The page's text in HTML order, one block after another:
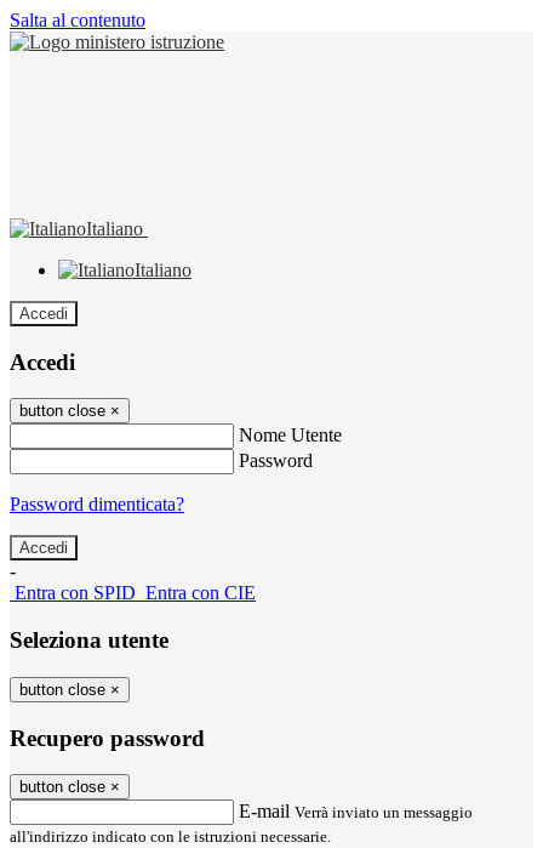
Salta al contenuto
Italiano
Italiano
Accedi
Accedi
button close ×
Nome Utente
Password
Password dimenticata?
-
Entra con SPID Entra con CIE
Seleziona utente
button close ×
Recupero password
button close ×
E-mail Verrà inviato un messaggio
all'indirizzo indicato con le istruzioni necessarie.